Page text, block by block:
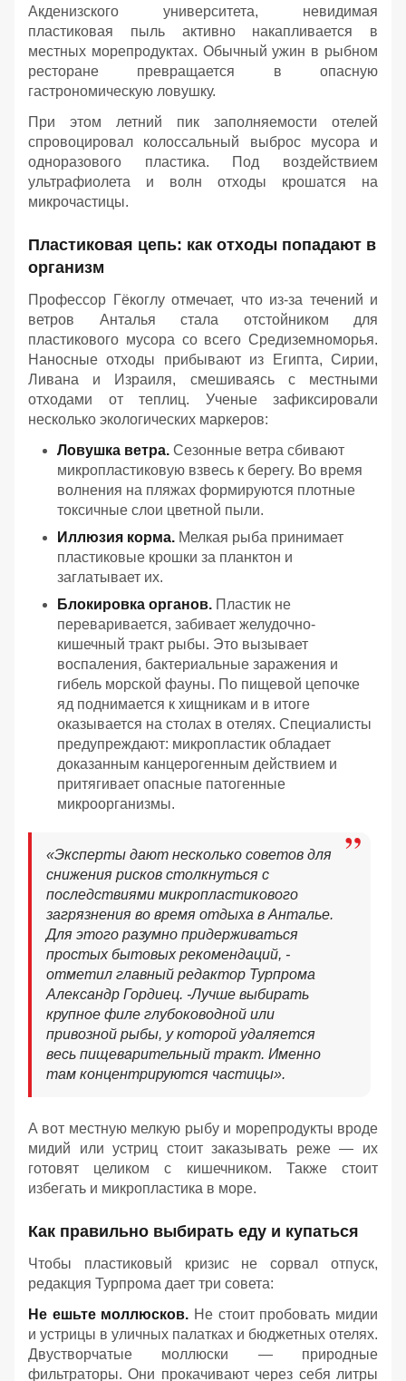
Акденизского университета, невидимая
пластиковая пыль активно накапливается в
местных морепродуктах. Обычный ужин в рыбном
ресторане превращается в опасную
гастрономическую ловушку.
При этом летний пик заполняемости отелей
спровоцировал колоссальный выброс мусора и
одноразового пластика. Под воздействием
ультрафиолета и волн отходы крошатся на
микрочастицы.
Пластиковая цепь: как отходы попадают в
организм
Профессор Гёкоглу отмечает, что из-за течений и
ветров Анталья стала отстойником для
пластикового мусора со всего Средиземноморья.
Наносные отходы прибывают из Египта, Сирии,
Ливана и Израиля, смешиваясь с местными
отходами от теплиц. Ученые зафиксировали
несколько экологических маркеров:
Ловушка ветра. Сезонные ветра сбивают
микропластиковую взвесь к берегу. Во время
волнения на пляжах формируются плотные
токсичные слои цветной пыли.
Иллюзия корма. Мелкая рыба принимает
пластиковые крошки за планктон и
заглатывает их.
Блокировка органов. Пластик не
переваривается, забивает желудочно-
кишечный тракт рыбы. Это вызывает
воспаления, бактериальные заражения и
гибель морской фауны. По пищевой цепочке
яд поднимается к хищникам и в итоге
оказывается на столах в отелях. Специалисты
предупреждают: микропластик обладает
доказанным канцерогенным действием и
притягивает опасные патогенные
микроорганизмы.
«Эксперты дают несколько советов для
снижения рисков столкнуться с
последствиями микропластикового
загрязнения во время отдыха в Анталье.
Для этого разумно придерживаться
простых бытовых рекомендаций, -
отметил главный редактор Турпрома
Александр Гордиец. -Лучше выбирать
крупное филе глубоководной или
привозной рыбы, у которой удаляется
весь пищеварительный тракт. Именно
там концентрируются частицы».
А вот местную мелкую рыбу и морепродукты вроде
мидий или устриц стоит заказывать реже — их
готовят целиком с кишечником. Также стоит
избегать и микропластика в море.
Как правильно выбирать еду и купаться
Чтобы пластиковый кризис не сорвал отпуск,
редакция Турпрома дает три совета:
Не ешьте моллюсков. Не стоит пробовать мидии
и устрицы в уличных палатках и бюджетных отелях.
Двустворчатые моллюски — природные
фильтраторы. Они прокачивают через себя литры